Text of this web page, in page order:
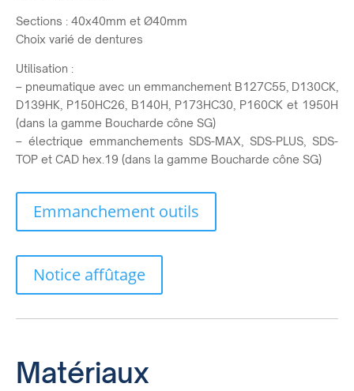
Sections : 40x40mm et Ø40mm
Choix varié de dentures
Utilisation :
– pneumatique avec un emmanchement B127C55, D130CK,
D139HK, P150HC26, B140H, P173HC30, P160CK et 1950H
(dans la gamme Boucharde cône SG)
– électrique emmanchements SDS-MAX, SDS-PLUS, SDS-
TOP et CAD hex.19 (dans la gamme Boucharde cône SG)
Emmanchement outils
Notice affûtage
Matériaux